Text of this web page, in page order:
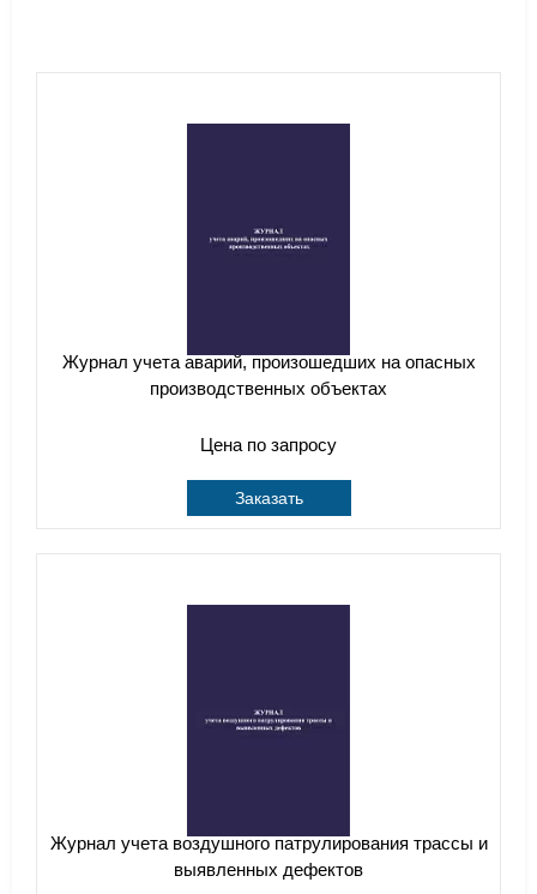
Журнал учета аварий, произошедших на опасных
производственных объектах
Цена по запросу
Заказать
Журнал учета воздушного патрулирования трассы и
выявленных дефектов